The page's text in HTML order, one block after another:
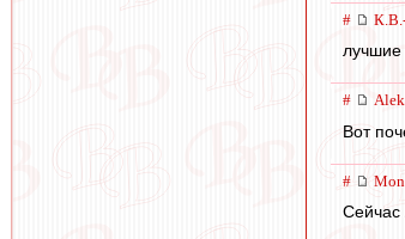
#
лучшие
#
Вот
#
Сейчас